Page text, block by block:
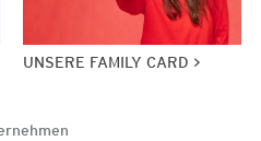
UNSERE FAMILY CARD